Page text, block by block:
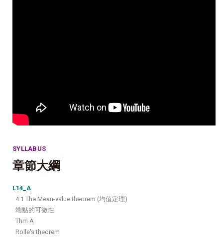
SYLLABUS
章節大綱
L14_A
4.1 The Mean-value theorem (均值定理)
端點的可微性
Thm A
Rolle's theorem